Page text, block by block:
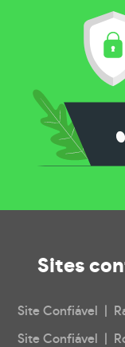
Sites
Site Confiável |
Site Confiável |